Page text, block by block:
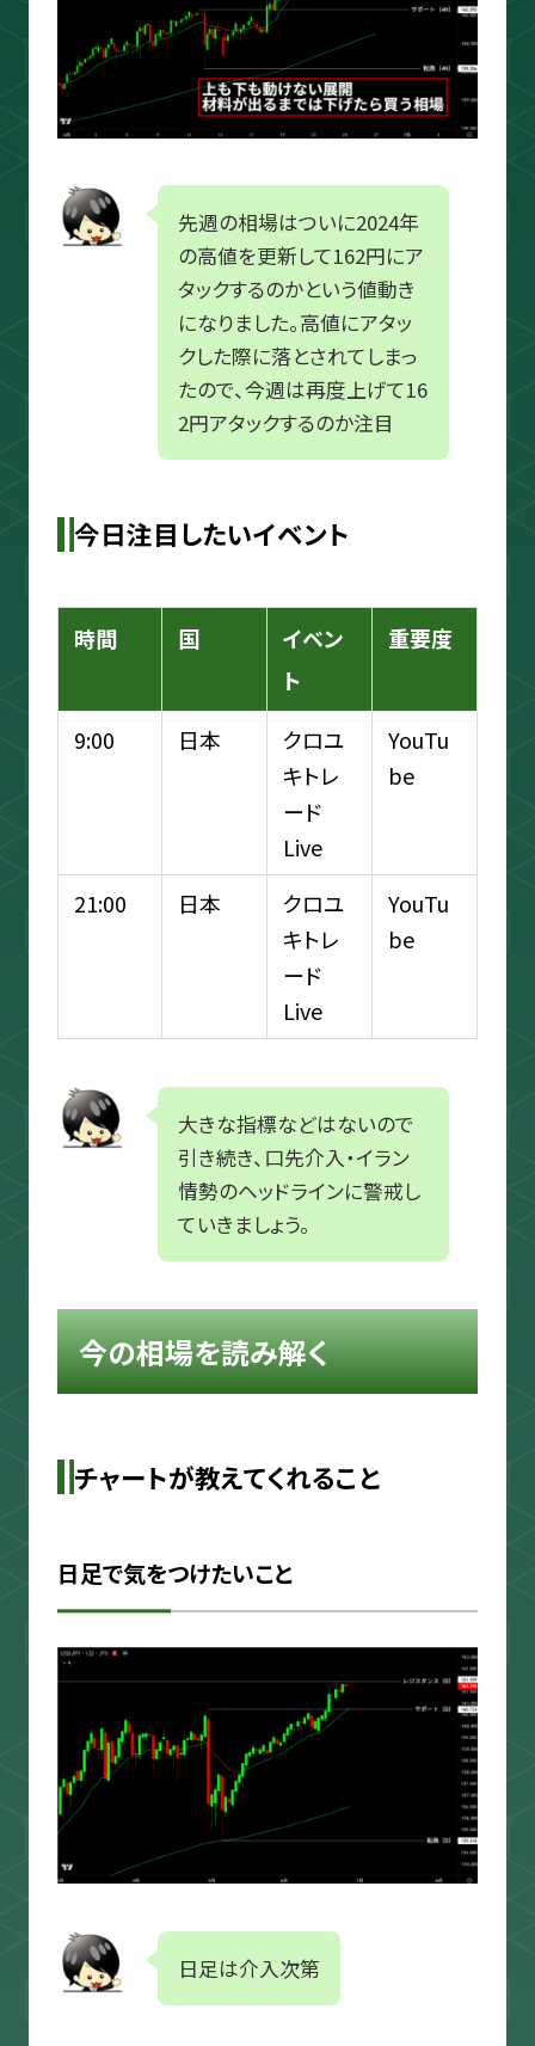
トレード資料
先週の相場はついに2024年
の高値を更新して162円にア
タックするのかという値動き
になりました。高値にアタッ
クした際に落とされてしまっ
たので、今週は再度上げて16
2円アタックするのか注目
今日注目したいイベント
時間 国
イベン
ト
重要度
9:00 日本
クロユ
キトレ
ード
Live
YouTu
be
21:00 日本
クロユ
キトレ
ード
Live
YouTu
be
大きな指標などはないので
引き続き、口先介入・イラン
情勢のヘッドラインに警戒し
ていきましょう。
今の相場を読み解く
チャートが教えてくれること
日足で気をつけたいこと
日足は介入次第